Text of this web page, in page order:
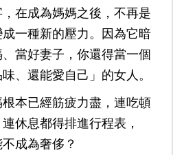
，在成為媽媽之後，不再是
一種新的壓力。因為它暗
當好妻子，你還得當一個
、還能愛自己」的女人。
本已經筋疲力盡，連吃頓
休息都得排進行程表，
成為奢侈？